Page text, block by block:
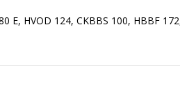
E, HVOD 124, CKBBS 100, HBBF